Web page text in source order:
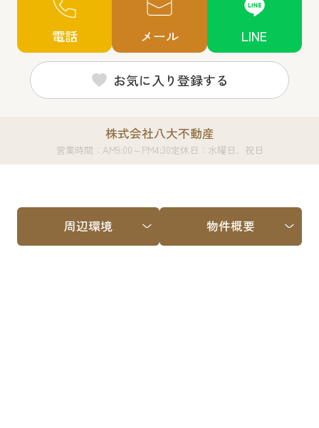
電話 メール LINE
お気に入り登録する
株式会社八大不動産
営業時間：AM9:00～PM4:30定休日：水曜日、祝日
周辺環境 物件概要